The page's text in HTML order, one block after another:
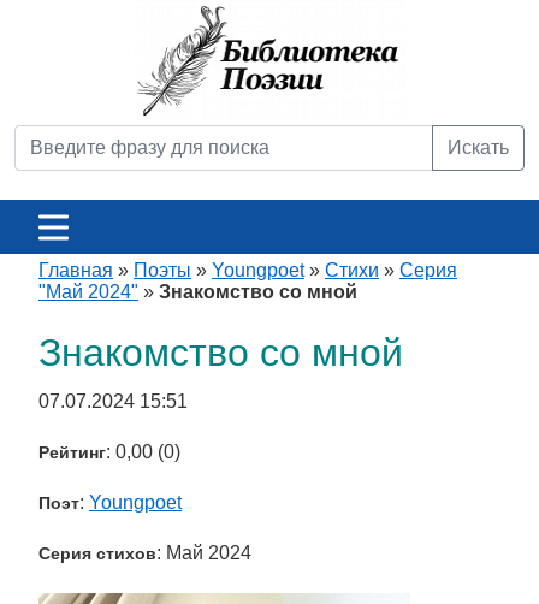
Искать
Главная » Поэты » Youngpoet» Стихи » Серия
"Май 2024" » Знакомство со мной
Знакомство со мной
07.07.2024 15:51
Рейтинг: 0,00 (0)
Поэт: Youngpoet
Серия стихов: Май 2024